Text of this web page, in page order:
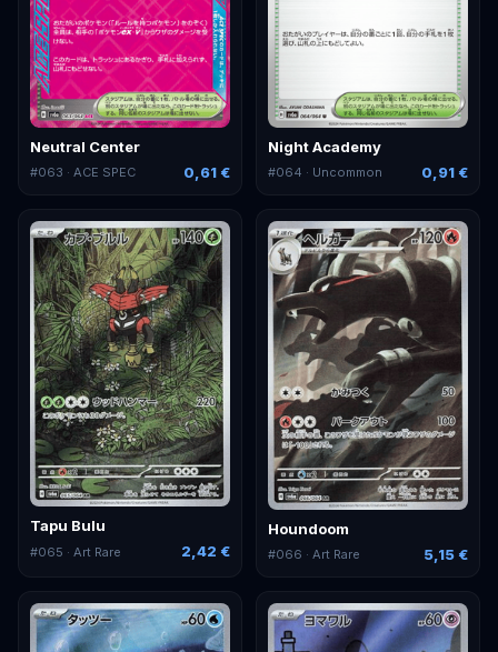
Neutral Center
#063 · ACE SPEC 0,61 €
Night Academy
#064 · Uncommon 0,91 €
Tapu Bulu
#065 · Art Rare 2,42 €
Houndoom
#066 · Art Rare 5,15 €